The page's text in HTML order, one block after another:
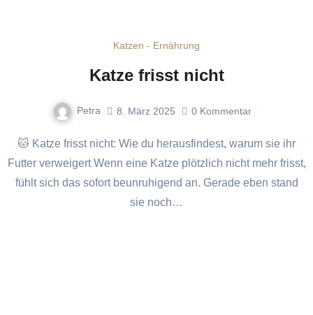
Katzen - Ernährung
Katze frisst nicht
Petra 8. März 2025 0 Kommentar
🐱 Katze frisst nicht: Wie du herausfindest, warum sie ihr
Futter verweigert Wenn eine Katze plötzlich nicht mehr frisst,
fühlt sich das sofort beunruhigend an. Gerade eben stand
sie noch…